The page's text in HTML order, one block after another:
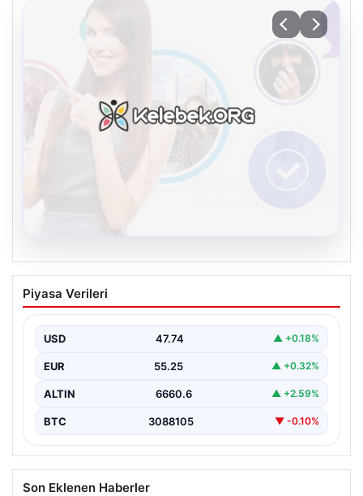
Kelebek.Org İle Sanal İletişimin Güvenli
Adresi Ve Sohbet Deneyimi
kurması kritik bir değer ifade etmektedir. Halen…
Piyasa Verileri
USD 47.74 ▲ +0.18%
EUR 55.25 ▲ +0.32%
ALTIN 6660.6 ▲ +2.59%
BTC 3088105 ▼ -0.10%
Son Eklenen Haberler